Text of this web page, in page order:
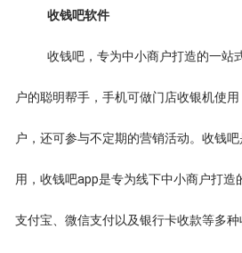
收钱吧软件
收钱吧，专为中小商户打造的一站
户的聪明帮手，手机可做门店收银机使
户，还可参与不定期的营销活动。收钱
用，收钱吧app是专为线下中小商户打造
支付宝、微信支付以及银行卡收款等多